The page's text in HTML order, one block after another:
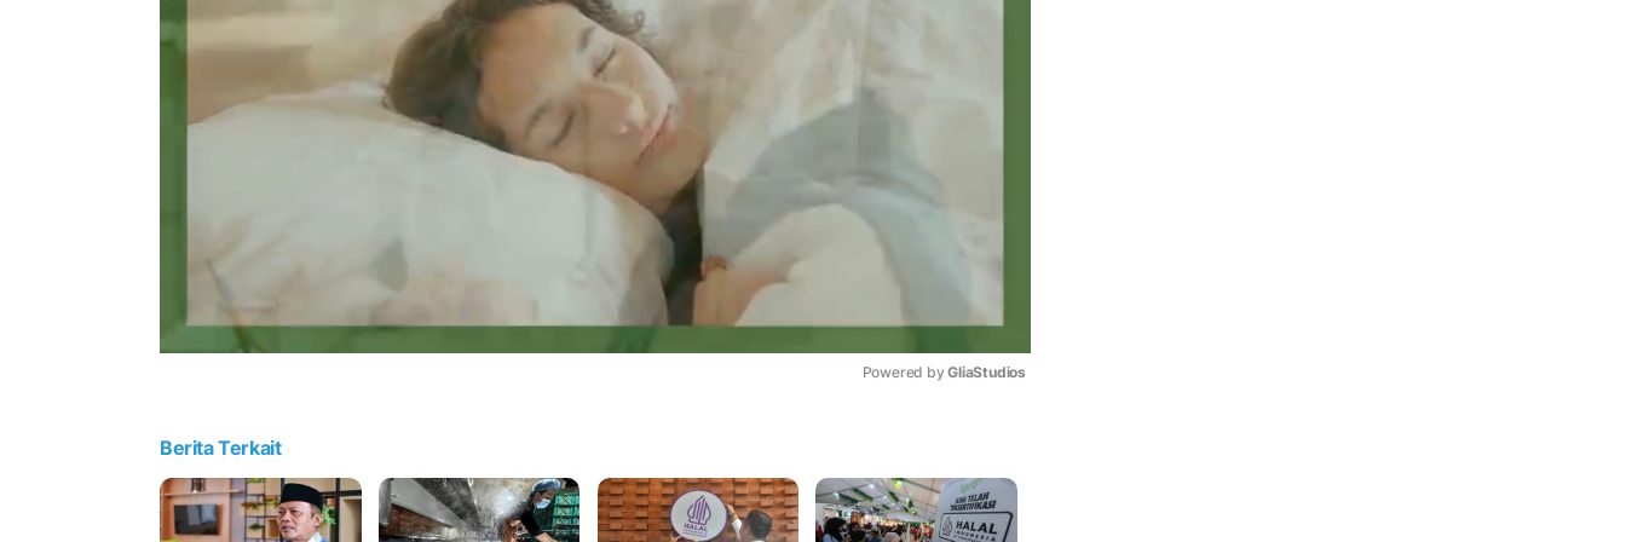
Powered by GliaStudios
Berita Terkait